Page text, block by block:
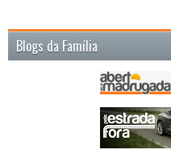
Blogs da Família